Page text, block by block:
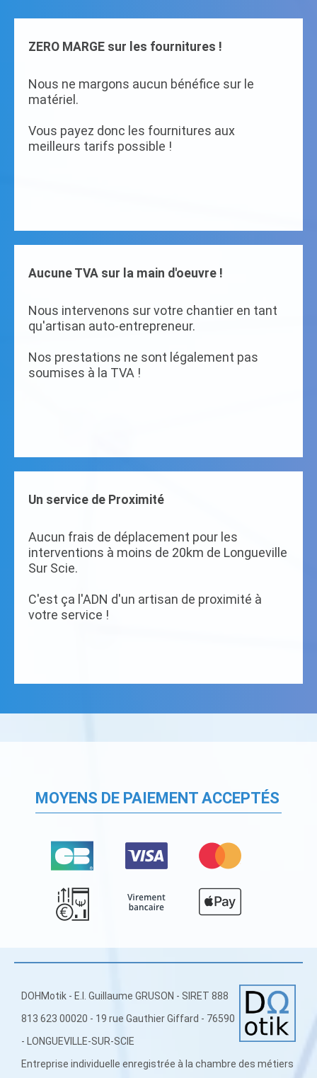
ZERO MARGE sur les fournitures !
Nous ne margons aucun bénéfice sur le
matériel.
Vous payez donc les fournitures aux
meilleurs tarifs possible !
Aucune TVA sur la main d'oeuvre !
Nous intervenons sur votre chantier en tant
qu'artisan auto-entrepreneur.
Nos prestations ne sont légalement pas
soumises à la TVA !
Un service de Proximité
Aucun frais de déplacement pour les
interventions à moins de 20km de Longueville
Sur Scie.
C'est ça l'ADN d'un artisan de proximité à
votre service !
MOYENS DE PAIEMENT ACCEPTÉS
DOHMotik - E.I. Guillaume GRUSON - SIRET 888
813 623 00020 - 19 rue Gauthier Giffard - 76590
- LONGUEVILLE-SUR-SCIE
Entreprise individuelle enregistrée à la chambre des métiers